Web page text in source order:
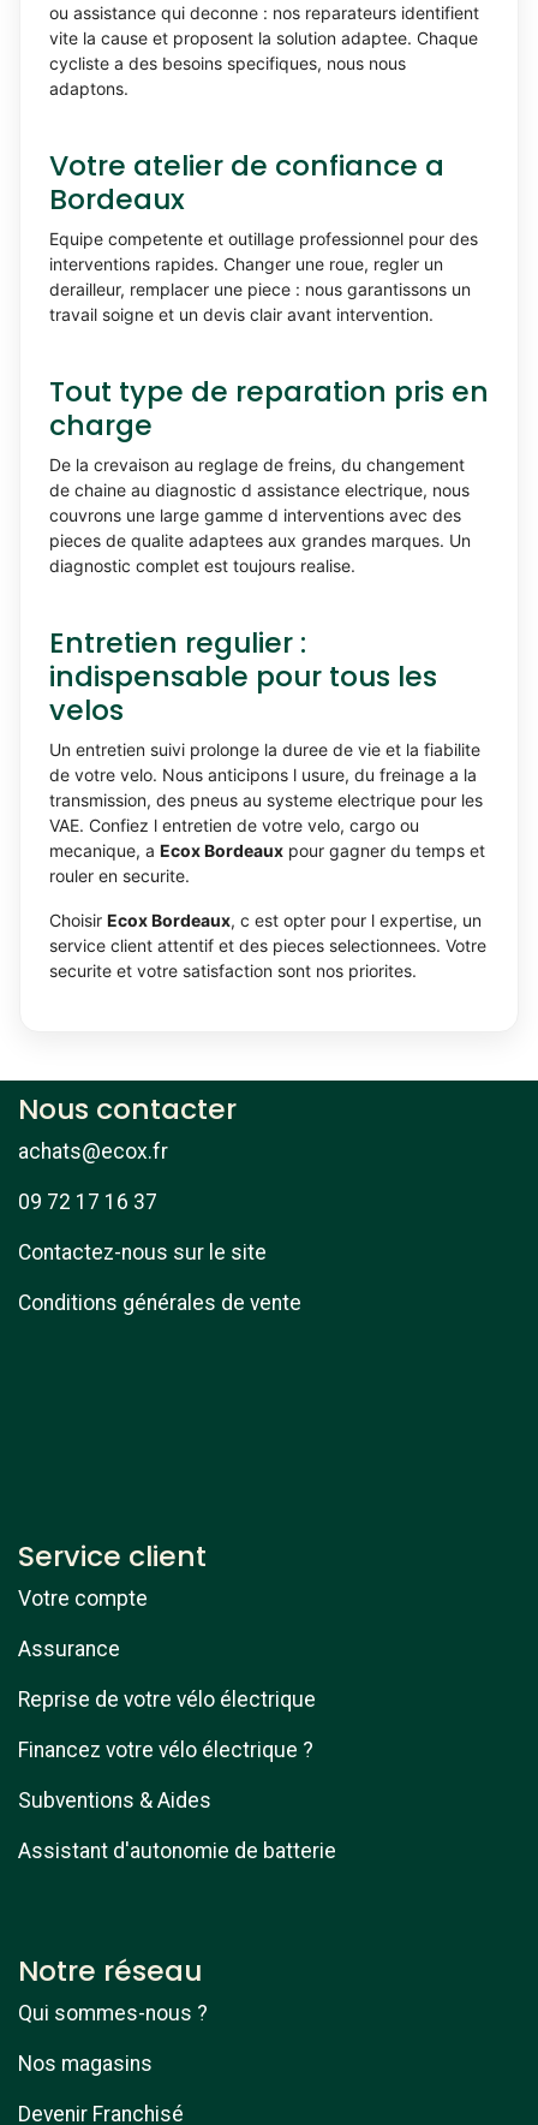
ou assistance qui deconne : nos reparateurs identifient
vite la cause et proposent la solution adaptee. Chaque
cycliste a des besoins specifiques, nous nous
adaptons.
Votre atelier de confiance a
Bordeaux
Equipe competente et outillage professionnel pour des
interventions rapides. Changer une roue, regler un
derailleur, remplacer une piece : nous garantissons un
travail soigne et un devis clair avant intervention.
Tout type de reparation pris en
charge
De la crevaison au reglage de freins, du changement
de chaine au diagnostic d assistance electrique, nous
couvrons une large gamme d interventions avec des
pieces de qualite adaptees aux grandes marques. Un
diagnostic complet est toujours realise.
Entretien regulier :
indispensable pour tous les
velos
Un entretien suivi prolonge la duree de vie et la fiabilite
de votre velo. Nous anticipons l usure, du freinage a la
transmission, des pneus au systeme electrique pour les
VAE. Confiez l entretien de votre velo, cargo ou
mecanique, a Ecox Bordeaux pour gagner du temps et
rouler en securite.
Choisir Ecox Bordeaux, c est opter pour l expertise, un
service client attentif et des pieces selectionnees. Votre
securite et votre satisfaction sont nos priorites.
Nous contacter
achats@ecox.fr
09 72 17 16 37
Contactez-nous sur le site
Conditions générales de vente
Service client
Votre compte
Assurance
Reprise de votre vélo électrique
Financez votre vélo électrique ?
Subventions & Aides
Assistant d'autonomie de batterie
Notre réseau
Qui sommes-nous ?
Nos magasins
Devenir Franchisé